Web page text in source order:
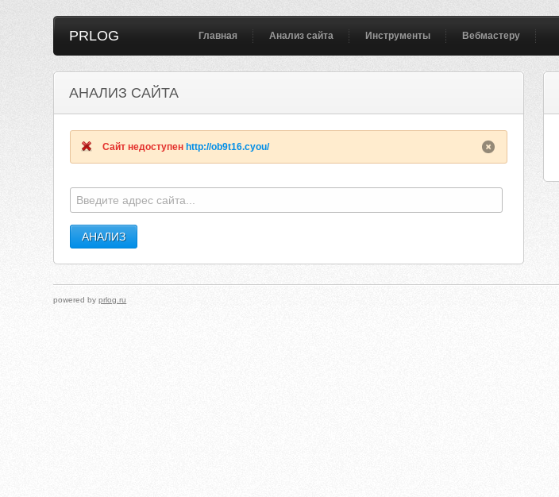
PRLOG Главная Анализ сайта Инструменты Вебмастеру
АНАЛИЗ САЙТА
Сайт недоступен http://ob9t16.cyou/
powered byprlog.ru